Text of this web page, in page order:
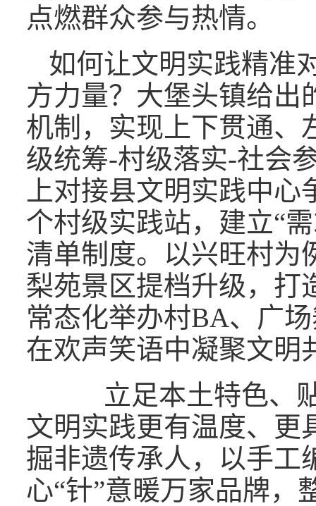
点燃群众参与热情。
如何让文明实践精准
方力量？大堡头镇给出
机制，实现上下贯通、
级统筹-村级落实-社会
上对接县文明实践中
个村级实践站，建立“
清单制度。以兴旺村为
梨苑景区提档升级，打
常态化举办村BA、广
在欢声笑语中凝聚文明
立足本土特色、贴
文明实践更有温度、更
掘非遗传承人，以手工
心“针”意暖万家品牌，